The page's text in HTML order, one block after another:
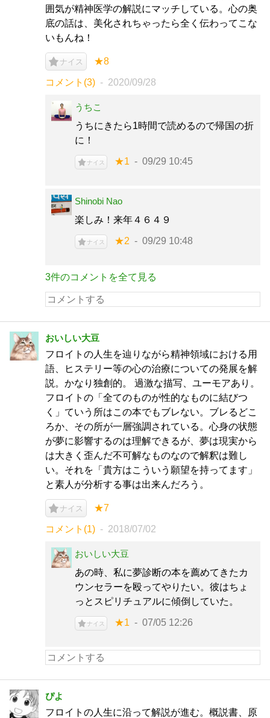
囲気が精神医学の解説にマッチしている。心の奥
底の話は、美化されちゃったら全く伝わってこな
いもんね！
ナイス ★8
コメント(3) 2020/09/28
うちこ
うちにきたら1時間で読めるので帰国の折
に！
ナイス ★1 09/29 10:45
Shinobi Nao
楽しみ！来年４６４９
ナイス ★2 09/29 10:48
3件のコメントを全て見る
おいしい大豆
フロイトの人生を辿りながら精神領域における用
語、ヒステリー等の心の治療についての発展を解
説。かなり独創的。 過激な描写、ユーモアあり。
フロイトの「全てのものが性的なものに結びつ
く」ていう所はこの本でもブレない。ブレるどこ
ろか、その所が一層強調されている。心身の状態
が夢に影響するのは理解できるが、夢は現実から
は大きく歪んだ不可解なものなので解釈は難し
い。それを「貴方はこういう願望を持ってます」
と素人が分析する事は出来んだろう。
ナイス ★7
コメント(1) 2018/07/02
おいしい大豆
あの時、私に夢診断の本を薦めてきたカ
ウンセラーを殴ってやりたい。彼はちょ
っとスピリチュアルに傾倒していた。
ナイス ★1 07/05 12:26
ぴよ
フロイトの人生に沿って解説が進む。概説書、原